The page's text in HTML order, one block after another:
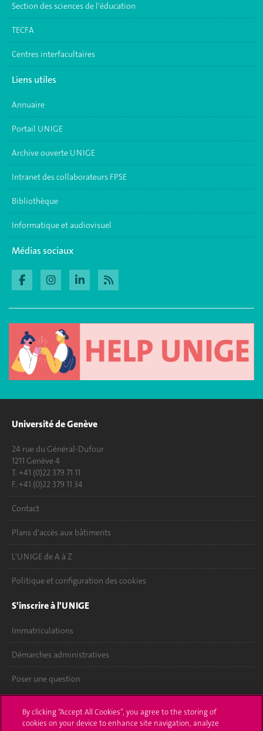
Section des sciences de l'éducation
TECFA
Centres interfacultaires
Liens utiles
Annuaire
Portail UNIGE
Archive ouverte UNIGE
Intranet des collaborateurs FPSE
Bibliothèque
Informatique et audiovisuel
Médias sociaux
Université de Genève
24 rue du Général-Dufour
1211 Genève 4
T. +41 (0)22 379 71 11
F. +41 (0)22 379 11 34
Contact
Plans d'accès aux bâtiments
L'UNIGE de A à Z
Politique et configuration des cookies
S'inscrire à l'UNIGE
Immatriculations
Démarches administratives
Poser une question
UNIGE Mobile
By clicking “Accept All Cookies”, you agree to the storing of
cookies on your device to enhance site navigation, analyze